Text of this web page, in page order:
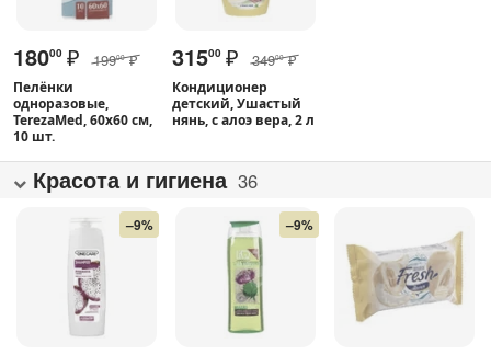
18000 ₽ 19900 ₽
Пелёнки
одноразовые,
TerezaMed, 60х60 см,
10 шт.
31500 ₽ 34900 ₽
Кондиционер
детский, Ушастый
нянь, с алоэ вера, 2 л
Красота и гигиена 36
–9% –9%